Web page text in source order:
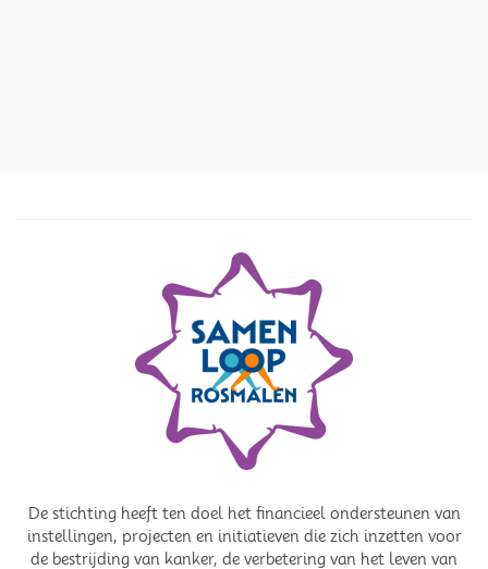
De stichting heeft ten doel het financieel ondersteunen van
instellingen, projecten en initiatieven die zich inzetten voor
de bestrijding van kanker, de verbetering van het leven van